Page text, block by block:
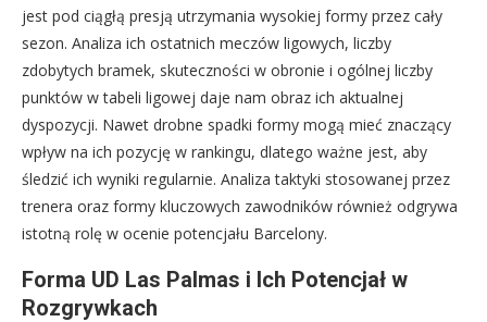
jest pod ciągłą presją utrzymania wysokiej formy przez cały
sezon. Analiza ich ostatnich meczów ligowych, liczby
zdobytych bramek, skuteczności w obronie i ogólnej liczby
punktów w tabeli ligowej daje nam obraz ich aktualnej
dyspozycji. Nawet drobne spadki formy mogą mieć znaczący
wpływ na ich pozycję w rankingu, dlatego ważne jest, aby
śledzić ich wyniki regularnie. Analiza taktyki stosowanej przez
trenera oraz formy kluczowych zawodników również odgrywa
istotną rolę w ocenie potencjału Barcelony.
Forma UD Las Palmas i Ich Potencjał w
Rozgrywkach